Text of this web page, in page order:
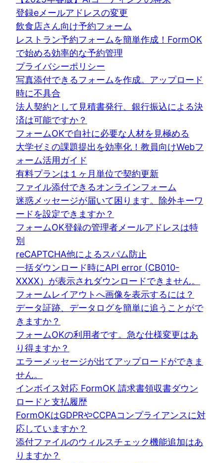
登録eメールアドレスの変更
飲食店さん向け予約フォーム
レストラン予約フォームを簡単作成！FormOK
で始める効率的な予約管理
プライバシーポリシー
写真添付できるフォームを作成。アップロード
時に不具合
法人契約として見積書発行、銀行振込による決
済は可能ですか？
フォームOKで自社に必要な人材を見極める
大学ゼミの課題提出を効率化！教員向けWebフ
ォーム活用ガイド
有料プランは１ヶ月単位で契約更新
ファイル添付できるオンラインフォーム
迷惑メッセージが届いて困ります。除外キーワ
ードを設定できますか？
フォームOK登録の管理者メールアドレスは特
別
reCAPTCHA他によるスパム防止
一括ダウンロード時にAPI error (CB010-
XXXX）が表示されダウンロードできません。
フォームレイアウトへ画像を表示するには？
データ証跡、データログを簡単に追うことがで
きますか？
フォームOKの利用者です。急な仕様変更はあ
り得ますか？
エラーメッセージが出てアップロードができま
せん。
インボイス対応 FormOK 請求書領収書ダウン
ロードと支払履歴
FormOKはGDPRやCCPAコンプライアンスに対
応していますか？
添付ファイルのウィルスチェック機能追加はあ
りますか？